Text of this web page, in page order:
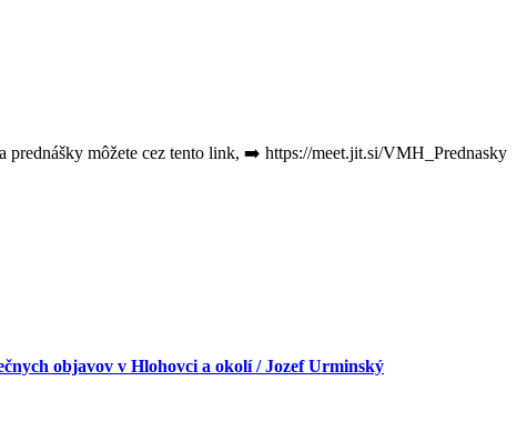
môžete cez tento link, ➡️ https://meet.jit.si/VMH_Prednasky
objavov v Hlohovci a okolí / Jozef Urminský